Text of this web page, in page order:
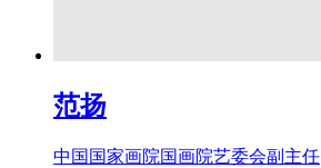
范扬
中国国家画院国画院艺委会副主任